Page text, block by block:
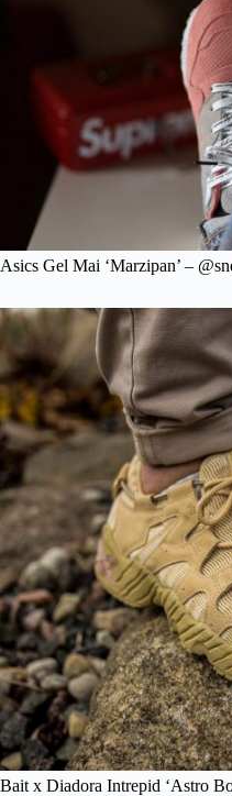
Asics Gel Mai ‘Marzipan’ –
Bait x Diadora Intrepid ‘Astro